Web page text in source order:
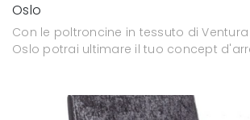
Oslo
Con le poltroncine in tessuto di
Oslo potrai ultimare il tuo concept